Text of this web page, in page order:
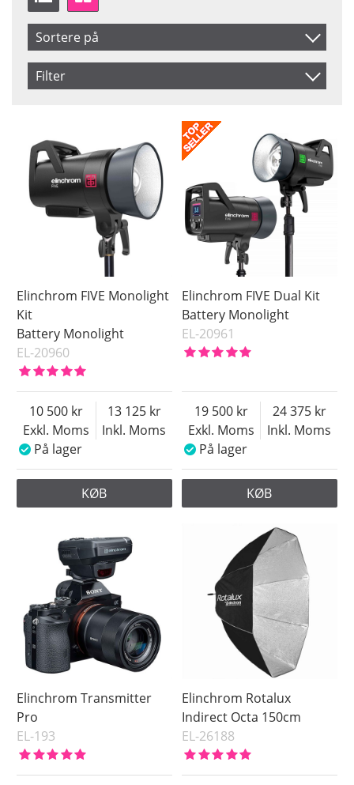
Sortere på
Produkt Nr.
Inkl. Moms
Filter
Pris
Elinchrom FIVE Monolight
Kit
Battery Monolight
EL-20960
Exkl. Moms
10 500
Inkl. Moms
13 125
På lager
KØB
Elinchrom FIVE Dual Kit
Battery Monolight
EL-20961
Exkl. Moms
19 500
Inkl. Moms
24 375
På lager
KØB
Elinchrom Transmitter
Pro
EL-193
Elinchrom Rotalux
Indirect Octa 150cm
EL-26188